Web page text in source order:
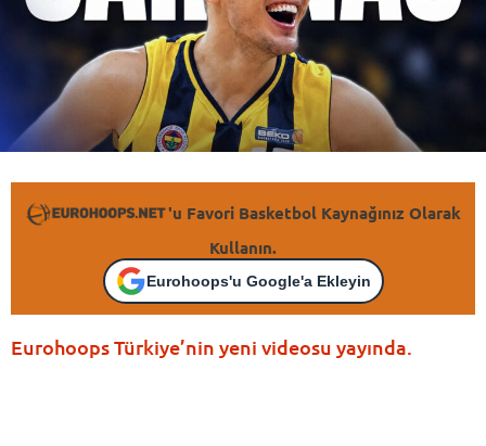
'u Favori Basketbol Kaynağınız Olarak
Kullanın.
Eurohoops'u Google'a Ekleyin
Eurohoops Türkiye’nin yeni videosu yayında.